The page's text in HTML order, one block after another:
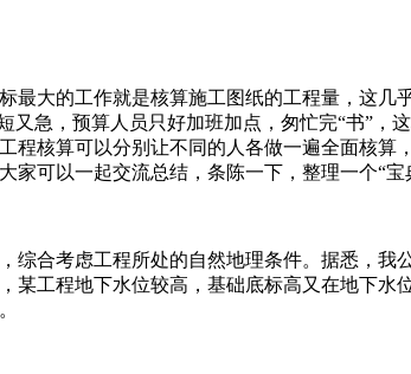
大的工作就是核算施工图纸的工程量，这
急，预算人员只好加班加点，匆忙完“书”，
核算可以分别让不同的人各做一遍全面核算
可以一起交流总结，条陈一下，整理一个“宝
合考虑工程所处的自然地理条件。据悉，我
工程地下水位较高，基础底标高又在地下水